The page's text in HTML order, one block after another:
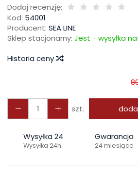
Dodaj recenzję:
Kod: 54001
Producent: SEA LINE
Sklep stacjonarny: Jest - wysyłka
Historia ceny
szt.
Wysyłka 24
Wysyłka 24h
Gwarancja
24 miesiące